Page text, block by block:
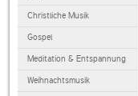
Christliche Musik
Gospel
Meditation & Entspannung
Weihnachtsmusik